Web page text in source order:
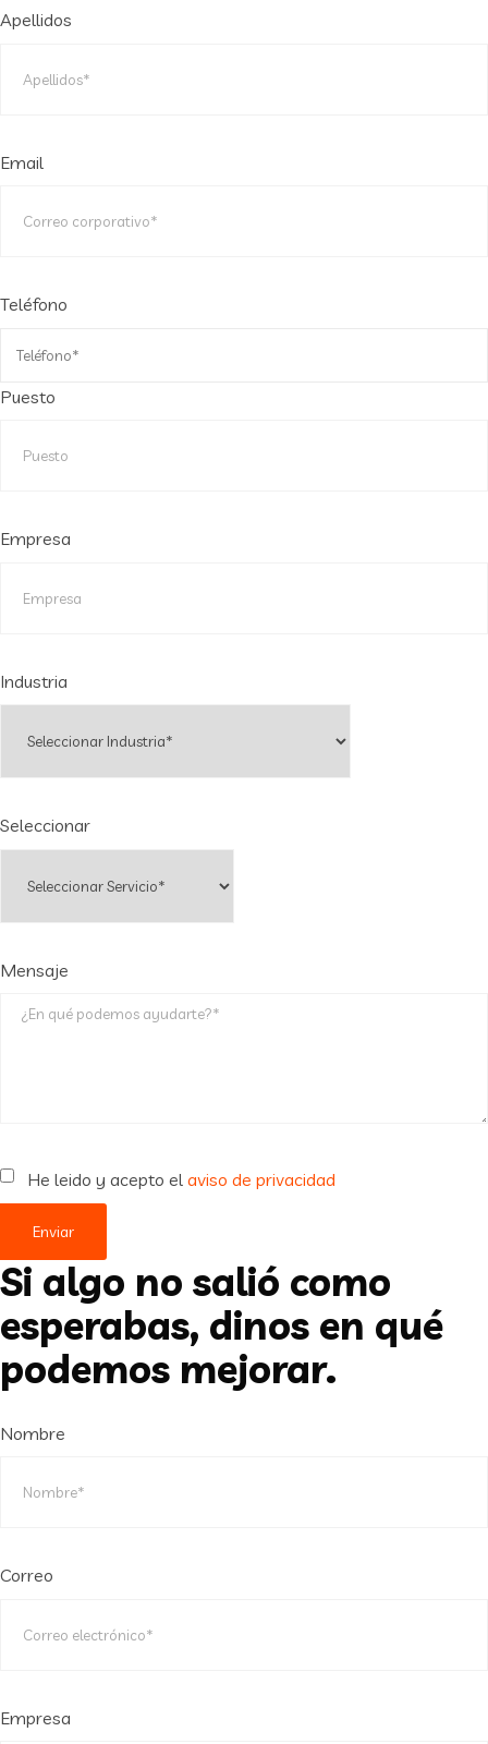
Apellidos
Email
Teléfono
Puesto
Empresa
Industria
Seleccionar
Mensaje
He leido y acepto el aviso de privacidad
Enviar
Si algo no salió como
esperabas, dinos en qué
podemos mejorar.
Nombre
Correo
Empresa